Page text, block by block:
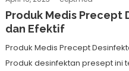
Produk Medis Precept
dan Efektif
Produk Medis Precept
Produk desinfektan presept ini